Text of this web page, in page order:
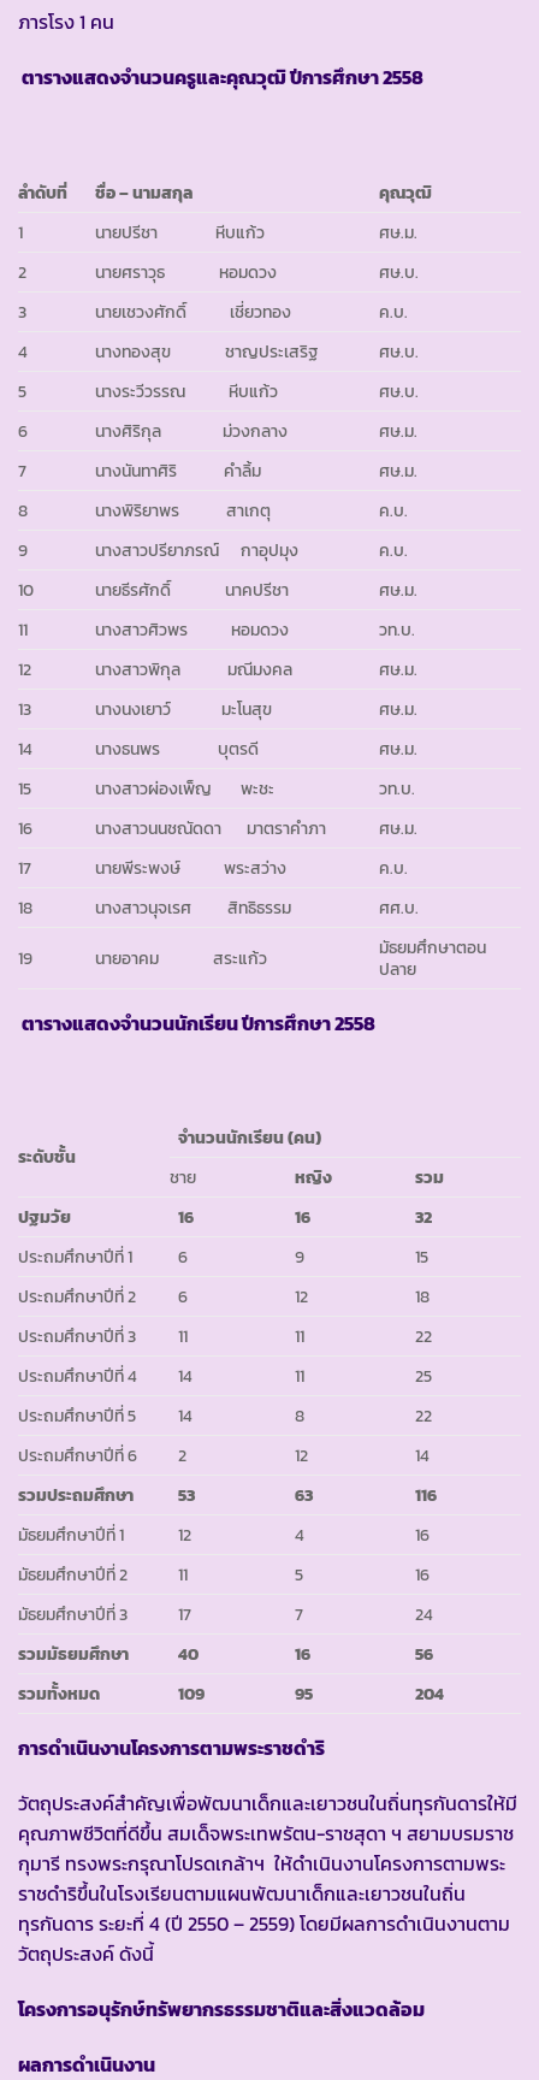
ภารโรง 1 คน
ตารางแสดงจำนวนครูและคุณวุฒิ ปีการศึกษา2558
ลำดับที่ ชื่อ– นามสกุล
คุณวุฒิ
1
นายปรีชา หีบแก้ว
ศษ.ม.
2
นายศราวุธ หอมดวง
ศษ.บ.
3
นายเชวงศักดิ์ เชี่ยวทอง
ค.บ.
4
นางทองสุข ชาญประเสริฐ
ศษ.บ.
5
นางระวีวรรณ หีบแก้ว
ศษ.บ.
6
นางศิริกุล ม่วงกลาง
ศษ.ม.
7
นางนันทาศิริ คำลิ้ม
ศษ.ม.
8
นางพิริยาพร สาเกตุ
ค.บ.
9
นางสาวปรียาภรณ์ กาอุปมุง
ค.บ.
10
นายธีรศักดิ์ นาคปรีชา
ศษ.ม.
11
นางสาวศิวพร หอมดวง
วท.บ.
12
นางสาวพิกุล มณีมงคล
ศษ.ม.
13
นางนงเยาว์ มะโนสุข
ศษ.ม.
14
นางธนพร บุตรดี
ศษ.ม.
15
นางสาวผ่องเพ็ญ พะชะ
วท.บ.
16
นางสาวนนชณัดดา มาตราคำภา
ศษ.ม.
17
นายพีระพงษ์ พระสว่าง
ค.บ.
18
นางสาวนุจเรศ สิทธิธรรม
ศศ.บ.
19
นายอาคม สระแก้ว
มัธยมศึกษาตอน
ปลาย
ตารางแสดงจำนวนนักเรียน ปีการศึกษา2558
ระดับชั้น
จำนวนนักเรียน(คน)
ชาย
หญิง
รวม
ปฐมวัย
16 16
32
ประถมศึกษาปีที่ 1
6 9
15
ประถมศึกษาปีที่ 2
6 12
18
ประถมศึกษาปีที่ 3
11 11
22
ประถมศึกษาปีที่ 4
14 11
25
ประถมศึกษาปีที่ 5
14 8
22
ประถมศึกษาปีที่ 6
2 12
14
รวมประถมศึกษา
53 63
116
มัธยมศึกษาปีที่ 1
12 4
16
มัธยมศึกษาปีที่ 2
11 5
16
มัธยมศึกษาปีที่ 3
17 7
24
รวมมัธยมศึกษา
40 16
56
รวมทั้งหมด
109 95 204
การดำเนินงานโครงการตามพระราชดำริ
วัตถุประสงค์สำคัญเพื่อพัฒนาเด็กและเยาวชนในถิ่นทุรกันดารให้มี
คุณภาพชีวิตที่ดีขึ้น สมเด็จพระเทพรัตน-ราชสุดา ฯ สยามบรมราช
กุมารี ทรงพระกรุณาโปรดเกล้าฯ ให้ดำเนินงานโครงการตามพระ
ราชดำริขึ้นในโรงเรียนตามแผนพัฒนาเด็กและเยาวชนในถิ่น
ทุรกันดาร ระยะที่ 4 (ปี 2550 – 2559) โดยมีผลการดำเนินงานตาม
วัตถุประสงค์ ดังนี้
โครงการอนุรักษ์ทรัพยากรธรรมชาติและสิ่งแวดล้อม
ผลการดำเนินงาน